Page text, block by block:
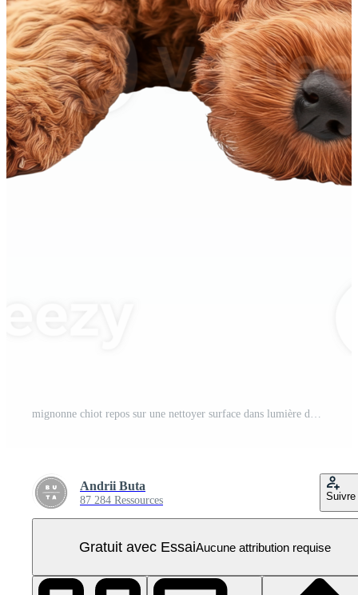
mignonne chiot repos sur une nettoyer surface dans lumière du jour, Couper en dehors transparent PNG Pro
Andrii Buta
87 284 Ressources Suivre
Gratuit avec EssaiAucune attribution requise